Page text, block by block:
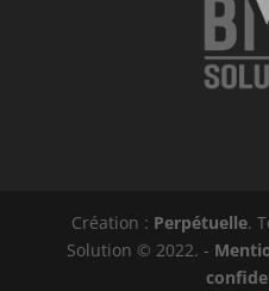
Création : Perpétuelle.
Solution © 2022. -